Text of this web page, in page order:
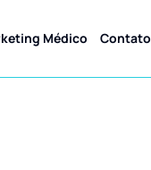
Médico Contato